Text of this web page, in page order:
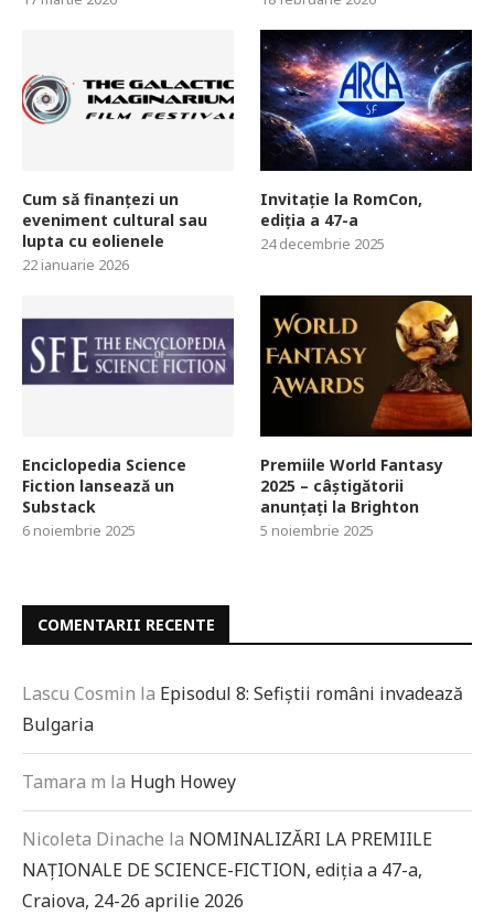
Cum să finanțezi un
eveniment cultural sau
lupta cu eolienele
22 ianuarie 2026
Invitație la RomCon,
ediția a 47-a
24 decembrie 2025
Enciclopedia Science
Fiction lansează un
Substack
6 noiembrie 2025
Premiile World Fantasy
2025 – câștigătorii
anunțați la Brighton
5 noiembrie 2025
COMENTARII RECENTE
Lascu Cosmin la Episodul 8: Sefiștii români invadează
Bulgaria
Tamara m la Hugh Howey
Nicoleta Dinache la NOMINALIZĂRI LA PREMIILE
NAȚIONALE DE SCIENCE-FICTION, ediția a 47-a,
Craiova, 24-26 aprilie 2026